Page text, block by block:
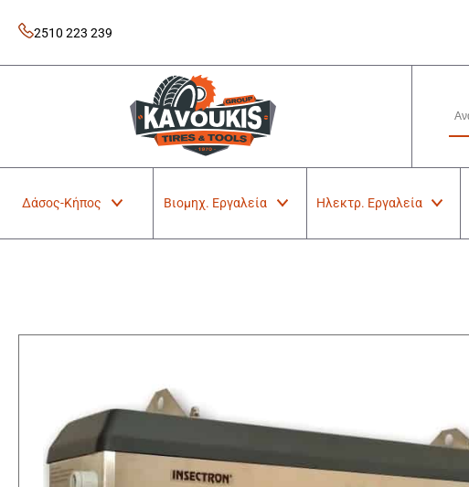
content
2510 223 239
Kavoukis Tools
Tires & Tools
Δάσος-Κήπος Βιομηχ. Εργαλεία Ηλεκτρ. Εργαλεία